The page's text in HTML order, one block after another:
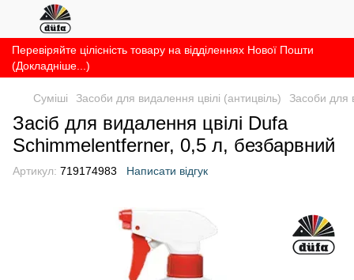
Перевіряйте цілісність товару на відділеннях Нової Пошти
(Докладніше...)
Суміші Засоби для видалення цвілі (антицвіль) Засоби для
Засіб для видалення цвілі Dufa
Schimmelentferner, 0,5 л, безбарвний
Артикул: 719174983 Написати відгук